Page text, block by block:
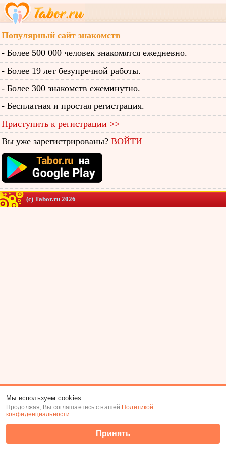
Популярный сайт знакомств
- Более 500 000 человек знакомятся ежедневно.
- Более 19 лет безупречной работы.
- Более 300 знакомств ежеминутно.
- Бесплатная и простая регистрация.
Приступить к регистрации >>
Вы уже зарегистрированы? ВОЙТИ
(c) Tabor.ru 2026
Мы используем cookies
Продолжая, Вы соглашаетесь с нашей Политикой
конфиденциальности.
Принять